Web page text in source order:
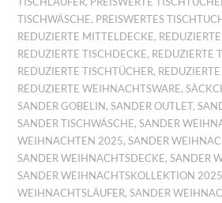
TISCHWÄSCHE, PREISWERTES
REDUZIERTE MITTELDECKE,
REDUZIERTE TISCHDECKE, REDUZIERTE
REDUZIERTE TISCHTÜCHER,
REDUZIERTE WEIHNACHTSWARE,
SANDER GOBELIN,SANDER OUTLET,
SANDER TISCHWÄSCHE,SANDER
WEIHNACHTEN 2025,SANDER
SANDER WEIHNACHTSDECKE,SANDER
SANDER WEIHNACHTSKOLLEKTION 2025
WEIHNACHTSLÄUFER,SANDER